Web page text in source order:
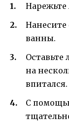
Нанесите
ванны.
на
впитался.
С